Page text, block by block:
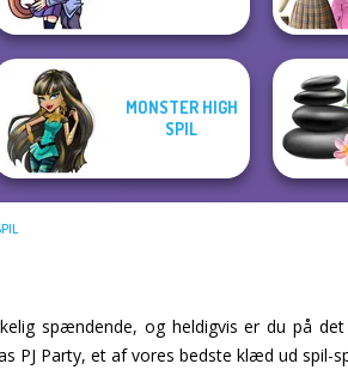
MONSTER HIGH
SPIL
spændende, og heldigvis er du på
PJ Party, et af vores bedste klæd ud spil-